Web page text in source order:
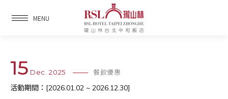
MENU
15 Dec. 2025 餐飲優惠
活動期間：[2026.01.02 ~ 2026.12.30]